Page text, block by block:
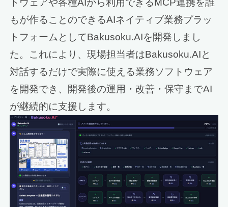
トウェアや各種AIから利用できるMCP連携を誰
もが作ることのできるAIネイティブ業務プラッ
トフォームとしてBakusoku.AIを開発しまし
た。これにより、現場担当者はBakusoku.AIと
対話するだけで実際に使える業務ソフトウェア
を開発でき、開発後の運用・改善・保守までAI
が継続的に支援します。